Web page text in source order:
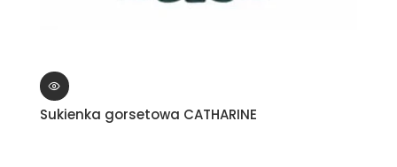
Sukienka gorsetowa CATHARINE